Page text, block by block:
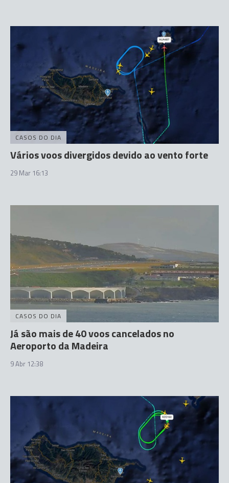
CASOS DO DIA
Vários voos divergidos devido ao vento forte
29 Mar 16:13
CASOS DO DIA
Já são mais de 40 voos cancelados no
Aeroporto da Madeira
9 Abr 12:38